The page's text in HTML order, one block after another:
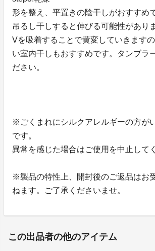
形を整え、平置きの陰干しがおすすめ
吊るし干しすると伸びる可能性があり
Vを吸着することで黄変していきます
い室内干しもおすすめです。タンブラ
ださい。
※ごくまれにシルクアレルギーの方が
です。
異常を感じた場合はご使用を中止して
※製品の特性上、開封後のご返品はお
ねます。ご了承くださいませ。
この出品者の他のアイテム